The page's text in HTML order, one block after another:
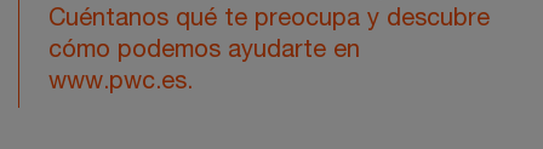
Cuéntanos qué te preocupa y descubre
cómo podemos ayudarte en
www.pwc.es.